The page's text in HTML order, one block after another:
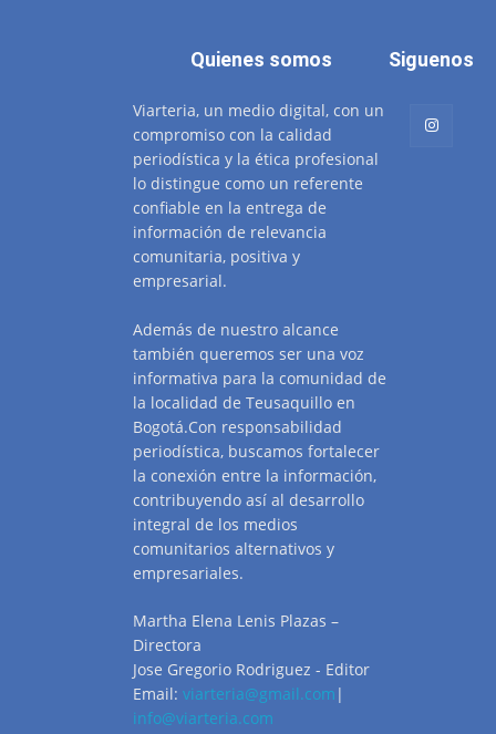
Quienes somos
Viarteria, un medio digital, con un
compromiso con la calidad
periodística y la ética profesional
lo distingue como un referente
confiable en la entrega de
información de relevancia
comunitaria, positiva y
empresarial.
Además de nuestro alcance
también queremos ser una voz
informativa para la comunidad de
la localidad de Teusaquillo en
Bogotá.Con responsabilidad
periodística, buscamos fortalecer
la conexión entre la información,
contribuyendo así al desarrollo
integral de los medios
comunitarios alternativos y
empresariales.
Martha Elena Lenis Plazas –
Directora
Jose Gregorio Rodriguez - Editor
Email: viarteria@gmail.com |
info@viarteria.com
Siguenos